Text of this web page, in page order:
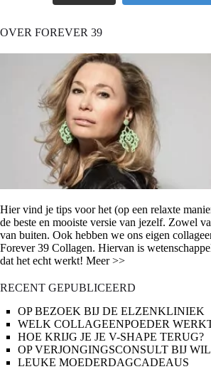
OVER FOREVER 39
Hier vind je tips voor het (op een relaxte
de beste en mooiste versie van jezelf. Zowel
van buiten. Ook hebben we ons eigen
Forever 39 Collagen. Hiervan is
dat het echt werkt! Meer >>
RECENT GEPUBLICEERD
OP BEZOEK BIJ DE ELZENKLINIEK
WELK COLLAGEENPOEDER
HOE KRIJG JE JE V-SHAPE TERUG?
OP VERJONGINGSCONSULT BIJ
LEUKE MOEDERDAGCADEAUS